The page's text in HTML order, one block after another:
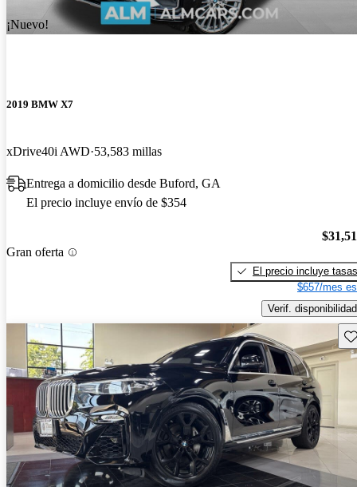
¡Nuevo!
2019 BMW X7
xDrive40i AWD 53,583 millas
Entrega a domicilio desde Buford, GA
El precio incluye envío de $354
Gran oferta
El precio incluye tasas
$657/mes
Verif. disponibilidad